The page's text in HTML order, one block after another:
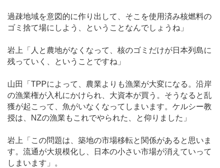
過疎地域を意図的に作り出して、そこを使用済み核燃料の
ゴミ捨て場にしよう、ということなんでしょうね」
岩上「人と農地がなくなって、核のゴミだけが日本列島に
残っていく、ということですね」
山田「TPPによって、農業よりも漁業が大変になる。沿岸
の漁業権が入札にかけられ、大資本が買う。そうなると乱
獲が起こって、魚がいなくなってしまいます。ケルシー教
授は、NZの漁業もこれでやられた、と仰りました」
岩上「この問題は、築地の市場移転と関係があると思いま
す。流通が大規模化し、日本の小さい市場が消えていって
しまいます」。